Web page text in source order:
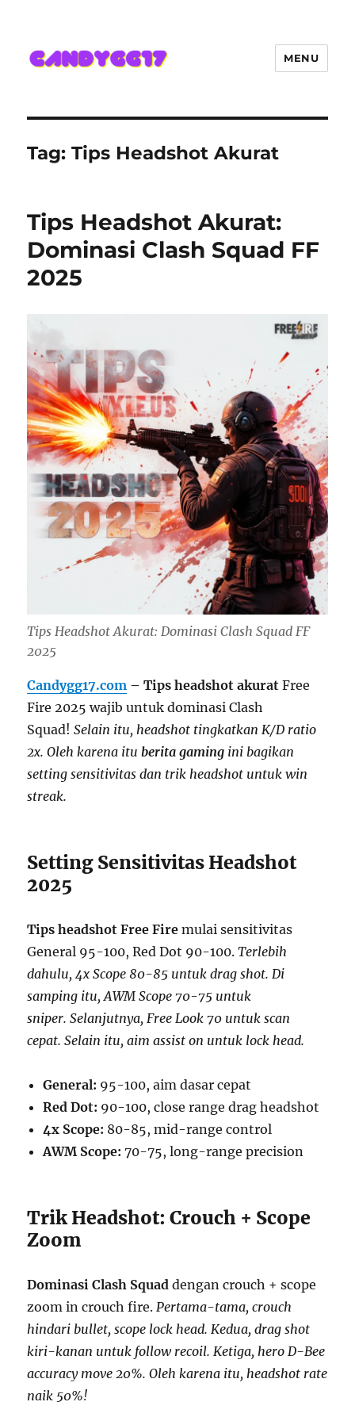
Hadir Semakin Mantap Jackpot
MENU
Tag:Tips Headshot Akurat
Tips Headshot Akurat:
Dominasi Clash Squad FF
2025
Tips Headshot Akurat: Dominasi Clash Squad FF
2025
Candygg17.com – Tips headshot akurat Free
Fire 2025 wajib untuk dominasi Clash
Squad!Selain itu, headshot tingkatkan K/D ratio
2x. Oleh karena ituberita gaming ini bagikan
setting sensitivitas dan trik headshot untuk win
streak.
Setting Sensitivitas Headshot
2025
Tips headshot Free Fire mulai sensitivitas
General 95-100, Red Dot 90-100.Terlebih
dahulu, 4x Scope 80-85 untuk drag shot. Di
samping itu, AWM Scope 70-75 untuk
sniper. Selanjutnya, Free Look 70 untuk scan
cepat. Selain itu, aim assist on untuk lock head.
General: 95-100, aim dasar cepat
Red Dot: 90-100, close range drag headshot
4x Scope: 80-85, mid-range control
AWM Scope: 70-75, long-range precision
Trik Headshot: Crouch + Scope
Zoom
Dominasi Clash Squad dengan crouch + scope
zoom in crouch fire. Pertama-tama, crouch
hindari bullet, scope lock head. Kedua, drag shot
kiri-kanan untuk follow recoil. Ketiga, hero D-Bee
accuracy move 20%. Oleh karena itu, headshot rate
naik 50%!